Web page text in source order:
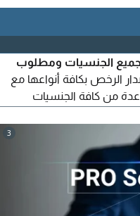
التحليل التجاري المالي
مصفوفة نقاط القوة،
الجنسيات ومطلوب
الرخص بكافة أنواعها مع
من كافة الجنسيات
3